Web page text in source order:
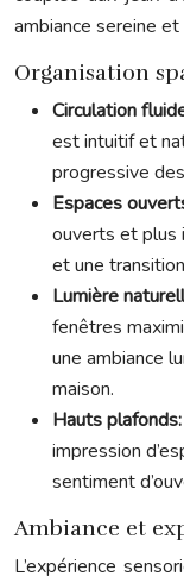
ambiance sereine
Organisation
Circulation
est intuitif et
progressive
Espaces
ouverts et plus
et une
Lumière
fenêtres
une ambiance
maison.
Hauts plafonds:
impression
sentiment
Ambiance et
L’expérience